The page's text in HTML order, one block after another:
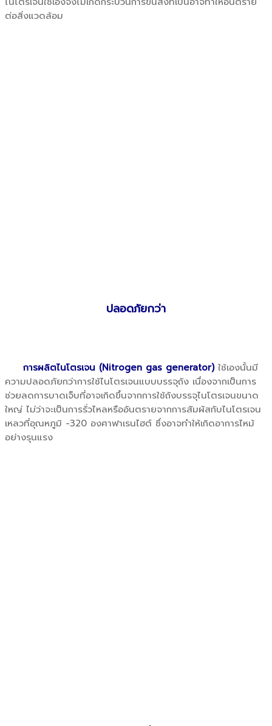
ต่อสิ่งแวดล้อม
ปลอดภัยกว่า
การผลิตไนโตรเจน (Nitrogen gas generator) ใช้เองนั้นมี
ความปลอดภัยกว่าการใช้ไนโตรเจนแบบบรรจุถัง เนื่องจากเป็นการ
ช่วยลดการบาดเจ็บที่อาจเกิดขึ้นจากการใช้ถังบรรจุไนโตรเจนขนาด
ใหญ่ ไม่ว่าจะเป็นการรั่วไหลหรืออันตรายจากการสัมผัสกับไนโตรเจน
เหลวที่อุณหภูมิ -320 องศาฟาเรนไฮต์ ซึ่งอาจทำให้เกิดอาการไหม้
อย่างรุนแรง